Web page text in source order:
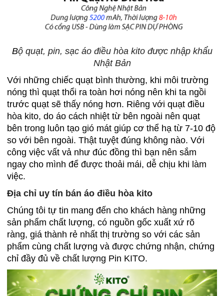
Bộ quạt, pin, sạc áo điều hòa kito được nhập khẩu
Nhật Bản
Với những chiếc quạt bình thường, khi môi trường
nóng thì quạt thổi ra toàn hơi nóng nên khi ta ngồi
trước quạt sẽ thấy nóng hơn. Riêng với quạt điều
hòa kito, do áo cách nhiệt từ bên ngoài nên quạt
bên trong luôn tạo gió mát giúp cơ thể hạ từ 7-10 độ
so với bên ngoài. Thật tuyệt đúng không nào. Với
công việc vất vả như đúc đồng thì bạn nên sắm
ngay cho mình để được thoải mái, dễ chịu khi làm
việc.
Địa chỉ uy tín bán áo điều hòa kito
Chúng tôi tự tin mang đến cho khách hàng những
sản phẩm chất lượng, có nguồn gốc xuất xứ rõ
ràng, giá thành rẻ nhất thị trường so với các sản
phẩm cùng chất lượng và được chứng nhận, chứng
chỉ đầy đủ về chất lượng Pin KITO.